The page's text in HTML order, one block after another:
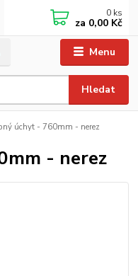
Menu
Hledat
0 ks
za 0,00 Kč
úchyt - 760mm - nerez
- nerez